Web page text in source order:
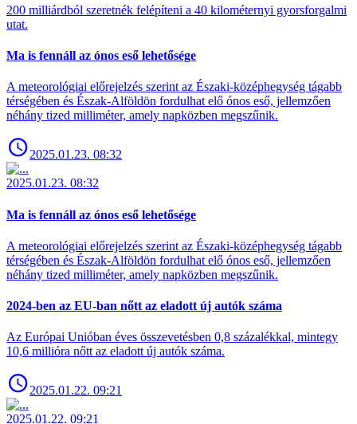
200 milliárdból szeretnék felépíteni a 40 kilométernyi gyorsforgalmi
utat.
Ma is fennáll az ónos eső lehetősége
A meteorológiai előrejelzés szerint az Északi-középhegység tágabb
térségében és Észak-Alföldön fordulhat elő ónos eső, jellemzően
néhány tized milliméter, amely napközben megszűnik.
2025.01.23. 08:32
2025.01.23. 08:32
Ma is fennáll az ónos eső lehetősége
A meteorológiai előrejelzés szerint az Északi-középhegység tágabb
térségében és Észak-Alföldön fordulhat elő ónos eső, jellemzően
néhány tized milliméter, amely napközben megszűnik.
2024-ben az EU-ban nőtt az eladott új autók száma
Az Európai Unióban éves összevetésben 0,8 százalékkal, mintegy
10,6 millióra nőtt az eladott új autók száma.
2025.01.22. 09:21
2025.01.22. 09:21